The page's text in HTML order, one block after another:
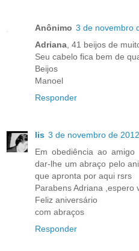
Anônimo 3 de novembro
Adriana, 41 beijos de
Seu cabelo fica bem de
Beijos
Manoel
Responder
lis 3 de novembro de
Em obediência ao
dar-lhe um abraço pelo
que apronta por aqui rsrs
Parabens Adriana ,espero
Feliz aniversário
com abraços
Responder